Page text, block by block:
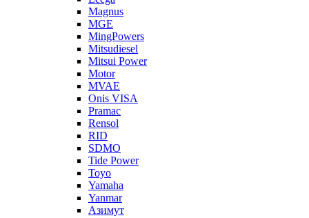
Magnus
MGE
MingPowers
Mitsudiesel
Mitsui Power
Motor
MVAE
Onis VISA
Pramac
Rensol
RID
SDMO
Tide Power
Toyo
Yamaha
Yanmar
Азимут